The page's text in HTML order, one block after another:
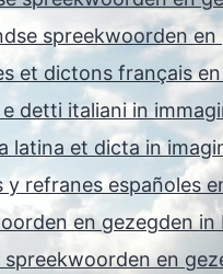
spreekwoorden en
et dictons français
detti italiani in
latina et dicta in
y refranes españoles
en gezegden in
en